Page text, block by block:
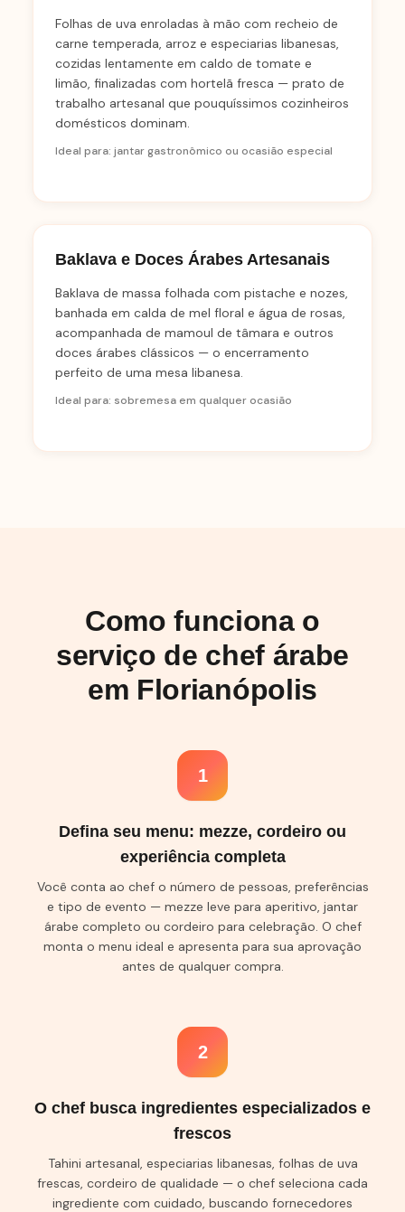
Folhas de uva enroladas à mão com recheio de
carne temperada, arroz e especiarias libanesas,
cozidas lentamente em caldo de tomate e
limão, finalizadas com hortelã fresca — prato de
trabalho artesanal que pouquíssimos cozinheiros
domésticos dominam.
Ideal para: jantar gastronômico ou ocasião especial
Baklava e Doces Árabes Artesanais
Baklava de massa folhada com pistache e nozes,
banhada em calda de mel floral e água de rosas,
acompanhada de mamoul de tâmara e outros
doces árabes clássicos — o encerramento
perfeito de uma mesa libanesa.
Ideal para: sobremesa em qualquer ocasião
Como funciona o
serviço de chef árabe
em Florianópolis
1
Defina seu menu: mezze, cordeiro ou
experiência completa
Você conta ao chef o número de pessoas, preferências
e tipo de evento — mezze leve para aperitivo, jantar
árabe completo ou cordeiro para celebração. O chef
monta o menu ideal e apresenta para sua aprovação
antes de qualquer compra.
2
O chef busca ingredientes especializados e
frescos
Tahini artesanal, especiarias libanesas, folhas de uva
frescas, cordeiro de qualidade — o chef seleciona cada
ingrediente com cuidado, buscando fornecedores